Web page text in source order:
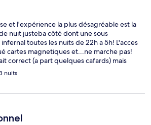
et l'expérience la plus désagréable est la
nuit justeba côté dont une sous
toutes les nuits de 22h a 5h! L'acces
cartes magnetiques et...ne marche pas!
correct (a part quelques cafards) mais
desastreuse.
nuits